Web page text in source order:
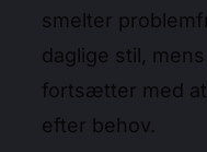
smelter
daglige stil,
fortsætter med
efter behov.